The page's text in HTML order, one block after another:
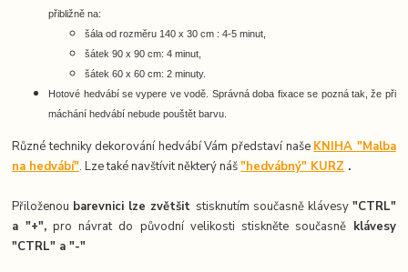
přibližně na:
šála od rozměru 140 x 30 cm : 4-5 minut,
šátek 90 x 90 cm: 4 minut,
šátek 60 x 60 cm: 2 minuty.
Hotové hedvábí se vypere ve vodě. Správná doba fixace se pozná tak, že při
máchání hedvábí nebude pouštět barvu.
Různé techniky dekorování hedvábí Vám představí naše KNIHA "Malba
na hedvábí". Lze také navštívit některý náš"hedvábný" KURZ .
Přiloženou barevnici lze zvětšit stisknutím současně klávesy "CTRL"
a "+", pro návrat do původní velikosti stiskněte současněklávesy
"CTRL" a "-"